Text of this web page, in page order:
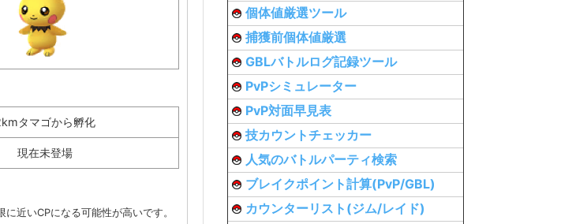
タマゴから孵化
現在未登場
近いCPになる可能性が高いです。
個体値厳選ツール
捕獲前個体値厳選
GBLバトルログ記録ツール
PvPシミュレーター
PvP対面早見表
技カウントチェッカー
人気のバトルパーティ検索
ブレイクポイント計算(PvP/GBL)
カウンターリスト(ジム/レイド)